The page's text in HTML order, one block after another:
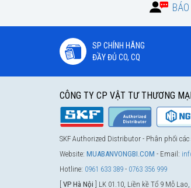
SP CHÍNH HÃNG
ĐẦY ĐỦ CO, CQ
CÔNG TY CP VẬT TƯ THƯƠNG
SKF Authorized Distributor - Phân phối
Website: MUABANVONGBI.COM - Email:
Hotline: 0961 633 389 - 0763 356 999
VP Hà Nội ] LK 01.10, Liền kề Tổ 9 Mỗ